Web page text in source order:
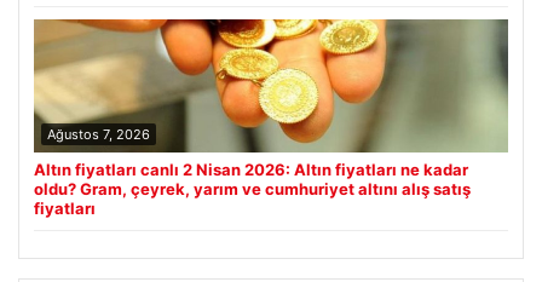
Ağustos 7, 2026
Altın fiyatları canlı 2 Nisan 2026: Altın fiyatları ne kadar
oldu? Gram, çeyrek, yarım ve cumhuriyet altını alış satış
fiyatları